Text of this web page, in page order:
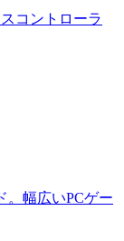
コントローラ
。幅広いPCゲー